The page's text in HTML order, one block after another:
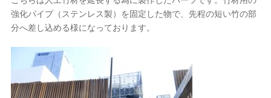
強化パイプ（ステンレス製）を固定した物で、先程の短い竹の部
分へ差し込める様になっております。